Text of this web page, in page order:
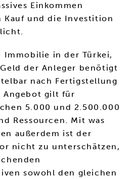
Einkommen
Kauf und die Investition
Immobilie in der Türkei,
der Anleger benötigt
nach Fertigstellung
Angebot gilt für
5.000 und 2.500.000
Ressourcen. Mit was
außerdem ist der
nicht zu unterschätzen,
sowohl den gleichen